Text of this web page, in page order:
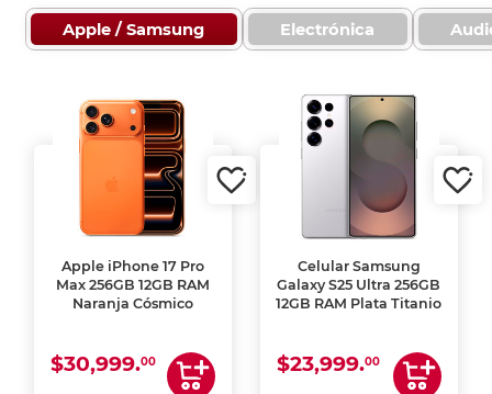
Apple / Samsung Electrónica
Apple iPhone 17 Pro
Max 256GB 12GB RAM
Naranja Cósmico
$30,999.00
Celular Samsung
Galaxy S25 Ultra 256GB
12GB RAM Plata Titanio
$23,999.00